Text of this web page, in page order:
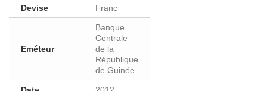
Devise Franc
Eméteur
Banque
Centrale
de la
République
de Guinée